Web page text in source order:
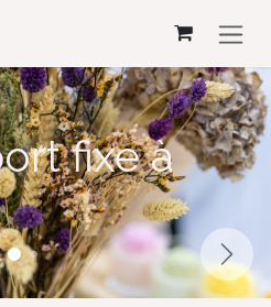
fixe à